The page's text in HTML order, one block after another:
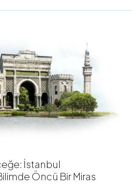
İstanbul
Öncü Bir Miras